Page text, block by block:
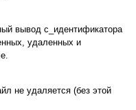
вывод с_идентификатора
удаленных и
не удаляется (без этой